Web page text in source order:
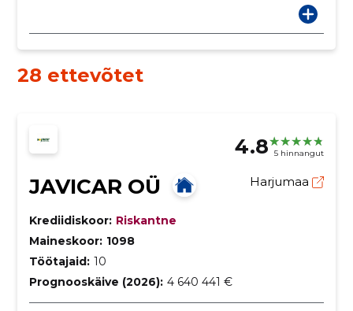
28 ettevõtet
4.8 5 hinnangut
JAVICAR OÜ Harjumaa
Krediidiskoor: Riskantne
Maineskoor: 1098
Töötajaid: 10
Prognooskäive (2026): 4 640 441 €